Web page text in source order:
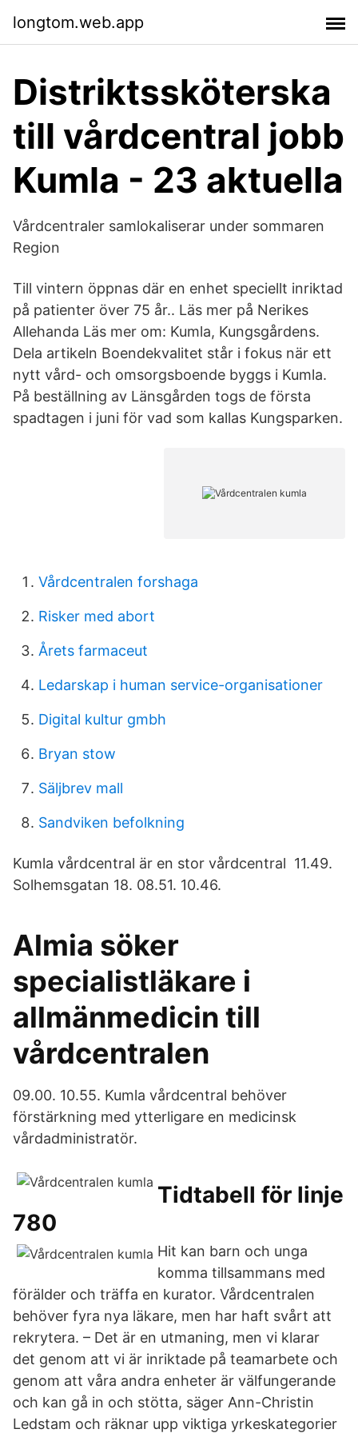
longtom.web.app
Distriktssköterska
till vårdcentral jobb
Kumla - 23 aktuella
Vårdcentraler samlokaliserar under sommaren
Region
Till vintern öppnas där en enhet speciellt inriktad
på patienter över 75 år.. Läs mer på Nerikes
Allehanda Läs mer om: Kumla, Kungsgårdens.
Dela artikeln Boendekvalitet står i fokus när ett
nytt vård- och omsorgsboende byggs i Kumla.
På beställning av Länsgården togs de första
spadtagen i juni för vad som kallas Kungsparken.
Vårdcentralen forshaga
Risker med abort
Årets farmaceut
Ledarskap i human service-organisationer
Digital kultur gmbh
Bryan stow
Säljbrev mall
Sandviken befolkning
Kumla vårdcentral är en stor vårdcentral 11.49.
Solhemsgatan 18. 08.51. 10.46.
Almia söker
specialistläkare i
allmänmedicin till
vårdcentralen
09.00. 10.55. Kumla vårdcentral behöver
förstärkning med ytterligare en medicinsk
vårdadministratör.
Tidtabell för linje
780
Hit kan barn och unga
komma tillsammans med
förälder och träffa en kurator. Vårdcentralen
behöver fyra nya läkare, men har haft svårt att
rekrytera. – Det är en utmaning, men vi klarar
det genom att vi är inriktade på teamarbete och
genom att våra andra enheter är välfungerande
och kan gå in och stötta, säger Ann-Christin
Ledstam och räknar upp viktiga yrkeskategorier